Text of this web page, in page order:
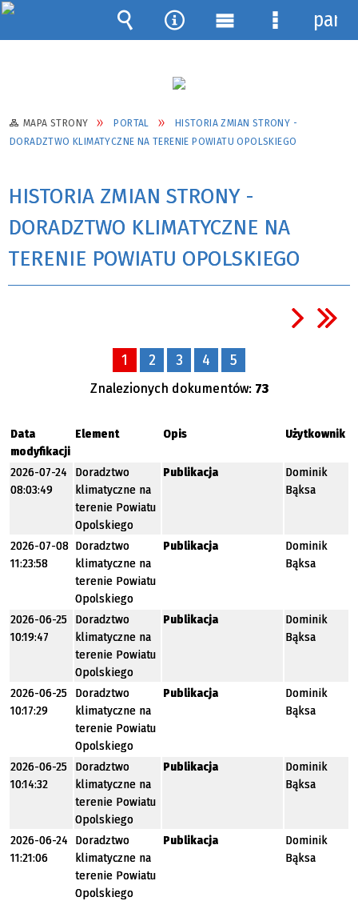
MAPA STRONY PORTAL
HISTORIA ZMIAN STRONY -
DORADZTWO KLIMATYCZNE NA TERENIE POWIATU OPOLSKIEGO
HISTORIA ZMIAN STRONY -
DORADZTWO KLIMATYCZNE NA
TERENIE POWIATU OPOLSKIEGO
1 2 3 4 5
Znalezionych dokumentów: 73
Data
modyfikacji
Element Opis Użytkownik
2026-07-24
08:03:49
Doradztwo
klimatyczne na
terenie Powiatu
Opolskiego
Publikacja
Dominik
Bąksa
2026-07-08
11:23:58
Doradztwo
klimatyczne na
terenie Powiatu
Opolskiego
Publikacja
Dominik
Bąksa
2026-06-25
10:19:47
Doradztwo
klimatyczne na
terenie Powiatu
Opolskiego
Publikacja
Dominik
Bąksa
2026-06-25
10:17:29
Doradztwo
klimatyczne na
terenie Powiatu
Opolskiego
Publikacja
Dominik
Bąksa
2026-06-25
10:14:32
Doradztwo
klimatyczne na
terenie Powiatu
Opolskiego
Publikacja
Dominik
Bąksa
2026-06-24
11:21:06
Doradztwo
klimatyczne na
terenie Powiatu
Opolskiego
Publikacja
Dominik
Bąksa
Wyszukiwarka
Narzędzia
Menu Menu
panel